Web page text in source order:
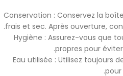
Conservation : Conservez la
frais et sec. Après ouverture,
Hygiène : Assurez-vous que
propres pour
Eau utilisée : Utilisez toujours